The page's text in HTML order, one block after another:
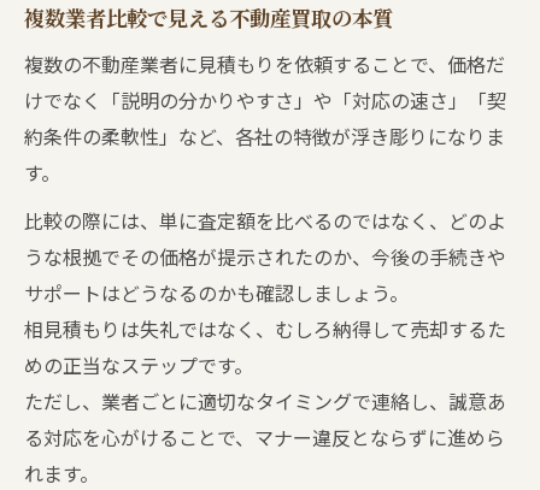
相見積もりを前提にした不動産買取の交渉
法
不動産買取の性格に合わせた提案の見極め
方
比較検討時の不動産買取マナーとポイント
複数業者比較で見える不動産買取の本質
複数の不動産業者に見積もりを依頼することで、価格だ
けでなく「説明の分かりやすさ」や「対応の速さ」「契
約条件の柔軟性」など、各社の特徴が浮き彫りになりま
す。
比較の際には、単に査定額を比べるのではなく、どのよ
うな根拠でその価格が提示されたのか、今後の手続きや
サポートはどうなるのかも確認しましょう。
相見積もりは失礼ではなく、むしろ納得して売却するた
めの正当なステップです。
ただし、業者ごとに適切なタイミングで連絡し、誠意あ
る対応を心がけることで、マナー違反とならずに進めら
れます。